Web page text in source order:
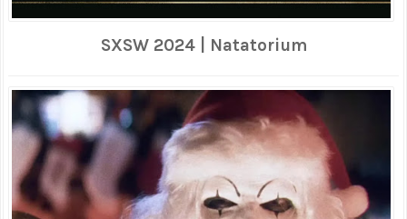
SXSW 2024 | Natatorium